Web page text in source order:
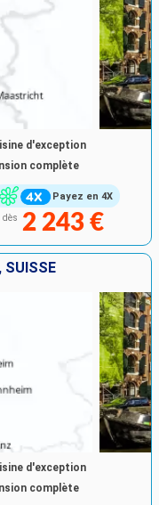
Payez en 4X
d'exception
complète
dès 2 243 €
SUISSE
d'exception
complète